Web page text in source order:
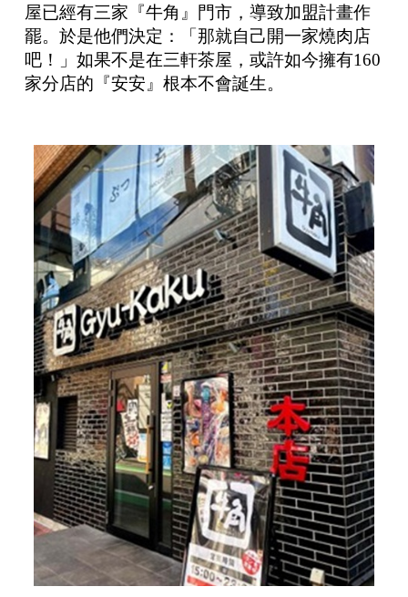
屋已經有三家『牛角』門市，導致加盟計畫作
罷。於是他們決定：「那就自己開一家燒肉店
吧！」如果不是在三軒茶屋，或許如今擁有160
家分店的『安安』根本不會誕生。